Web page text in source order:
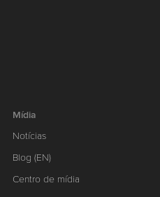
Mídia
Notícias
Blog (EN)
Centro de mídia